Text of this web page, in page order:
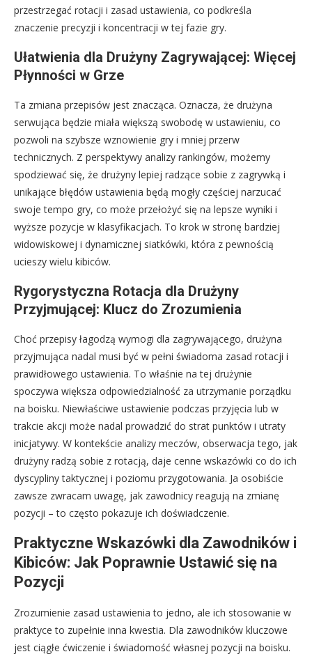
przestrzegać rotacji i zasad ustawienia, co podkreśla
znaczenie precyzji i koncentracji w tej fazie gry.
Ułatwienia dla Drużyny Zagrywającej: Więcej
Płynności w Grze
Ta zmiana przepisów jest znacząca. Oznacza, że drużyna
serwująca będzie miała większą swobodę w ustawieniu, co
pozwoli na szybsze wznowienie gry i mniej przerw
technicznych. Z perspektywy analizy rankingów, możemy
spodziewać się, że drużyny lepiej radzące sobie z zagrywką i
unikające błędów ustawienia będą mogły częściej narzucać
swoje tempo gry, co może przełożyć się na lepsze wyniki i
wyższe pozycje w klasyfikacjach. To krok w stronę bardziej
widowiskowej i dynamicznej siatkówki, która z pewnością
ucieszy wielu kibiców.
Rygorystyczna Rotacja dla Drużyny
Przyjmującej: Klucz do Zrozumienia
Choć przepisy łagodzą wymogi dla zagrywającego, drużyna
przyjmująca nadal musi być w pełni świadoma zasad rotacji i
prawidłowego ustawienia. To właśnie na tej drużynie
spoczywa większa odpowiedzialność za utrzymanie porządku
na boisku. Niewłaściwe ustawienie podczas przyjęcia lub w
trakcie akcji może nadal prowadzić do strat punktów i utraty
inicjatywy. W kontekście analizy meczów, obserwacja tego, jak
drużyny radzą sobie z rotacją, daje cenne wskazówki co do ich
dyscypliny taktycznej i poziomu przygotowania. Ja osobiście
zawsze zwracam uwagę, jak zawodnicy reagują na zmianę
pozycji – to często pokazuje ich doświadczenie.
Praktyczne Wskazówki dla Zawodników i
Kibiców: Jak Poprawnie Ustawić się na
Pozycji
Zrozumienie zasad ustawienia to jedno, ale ich stosowanie w
praktyce to zupełnie inna kwestia. Dla zawodników kluczowe
jest ciągłe ćwiczenie i świadomość własnej pozycji na boisku.